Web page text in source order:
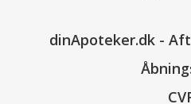
dinApoteker.dk-